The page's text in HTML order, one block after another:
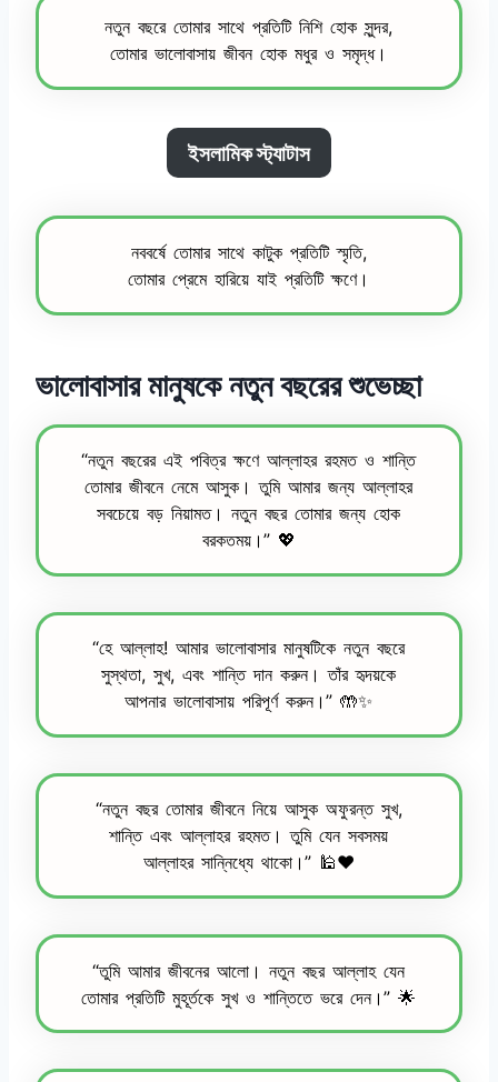
নতুন বছরে তোমার সাথে প্রতিটি নিশি হোক সুন্দর,
তোমার ভালোবাসায় জীবন হোক মধুর ও সমৃদ্ধ।
ইসলামিক স্ট্যাটাস
নববর্ষে তোমার সাথে কাটুক প্রতিটি স্মৃতি,
তোমার প্রেমে হারিয়ে যাই প্রতিটি ক্ষণে।
ভালোবাসার মানুষকে নতুন বছরের শুভেচ্ছা
“নতুন বছরের এই পবিত্র ক্ষণে আল্লাহর রহমত ও শান্তি
তোমার জীবনে নেমে আসুক। তুমি আমার জন্য আল্লাহর
সবচেয়ে বড় নিয়ামত। নতুন বছর তোমার জন্য হোক
বরকতময়।” 💖
“হে আল্লাহ! আমার ভালোবাসার মানুষটিকে নতুন বছরে
সুস্থতা, সুখ, এবং শান্তি দান করুন। তাঁর হৃদয়কে
আপনার ভালোবাসায় পরিপূর্ণ করুন।” 🤲✨
“নতুন বছর তোমার জীবনে নিয়ে আসুক অফুরন্ত সুখ,
শান্তি এবং আল্লাহর রহমত। তুমি যেন সবসময়
আল্লাহর সান্নিধ্যে থাকো।” 🕌❤️
“তুমি আমার জীবনের আলো। নতুন বছর আল্লাহ যেন
তোমার প্রতিটি মুহূর্তকে সুখ ও শান্তিতে ভরে দেন।” 🌟